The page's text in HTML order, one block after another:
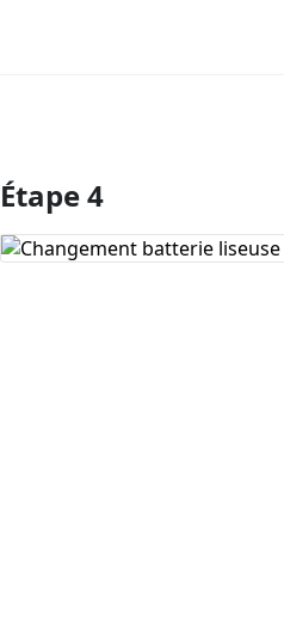
Ajouter un commentaire
Étape 4